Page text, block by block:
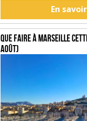
En
Que faire à Marseille
août)